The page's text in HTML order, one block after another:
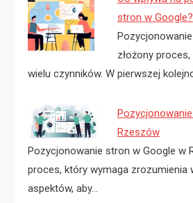
stron w Google?
złożony
wielu czynników. W pierwszej
Rzeszów
Pozycjonowanie stron w Google w
proces, który wymaga zrozumienia
aspektów, aby…